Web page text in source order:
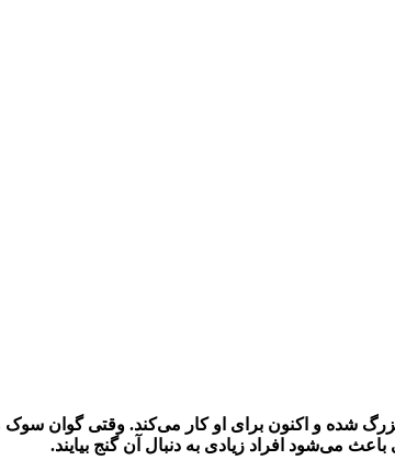
شده و اکنون برای او کار می‌کند. وقتی گوان
می‌شود افراد زیادی به دنبال آن گنج بیایند.